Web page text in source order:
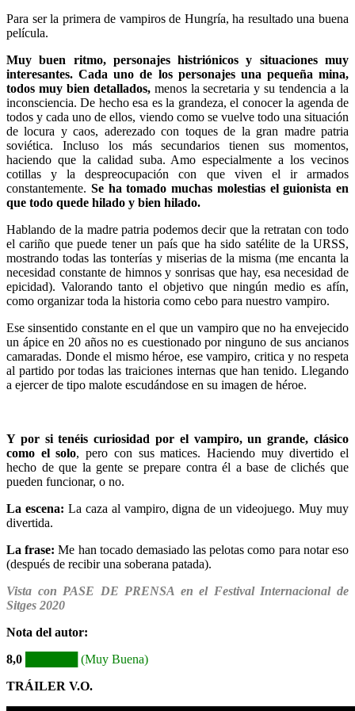
Para ser la primera de vampiros de Hungría, ha resultado una buena
película.
Muy buen ritmo, personajes histriónicos y situaciones muy
interesantes. Cada uno de los personajes una pequeña mina,
todos muy bien detallados,menos la secretaria y su tendencia a la
inconsciencia. De hecho esa es la grandeza, el conocer la agenda de
todos y cada uno de ellos, viendo como se vuelve todo una situación
de locura y caos, aderezado con toques de la gran madre patria
soviética. Incluso los más secundarios tienen sus momentos,
haciendo que la calidad suba. Amo especialmente a los vecinos
cotillas y la despreocupación con que viven el ir armados
constantemente. Se ha tomado muchas molestias el guionista en
que todo quede hilado y bien hilado.
Hablando de la madre patria podemos decir que la retratan con todo
el cariño que puede tener un país que ha sido satélite de la URSS,
mostrando todas las tonterías y miserias de la misma (me encanta la
necesidad constante de himnos y sonrisas que hay, esa necesidad de
epicidad). Valorando tanto el objetivo que ningún medio es afín,
como organizar toda la historia como cebo para nuestro vampiro.
Ese sinsentido constante en el que un vampiro que no ha envejecido
un ápice en 20 años no es cuestionado por ninguno de sus ancianos
camaradas. Donde el mismo héroe, ese vampiro, critica y no respeta
al partido por todas las traiciones internas que han tenido. Llegando
a ejercer de tipo malote escudándose en su imagen de héroe.
Y por si tenéis curiosidad por el vampiro, un grande, clásico
como el solo, pero con sus matices. Haciendo muy divertido el
hecho de que la gente se prepare contra él a base de clichés que
pueden funcionar, o no.
La escena: La caza al vampiro, digna de un videojuego. Muy muy
divertida.
La frase: Me han tocado demasiado las pelotas como para notar eso
(después de recibir una soberana patada).
Vista con PASE DE PRENSA en el Festival Internacional de
Sitges 2020
Nota del autor:
8,0
██████ (Muy Buena)
TRÁILER V.O.